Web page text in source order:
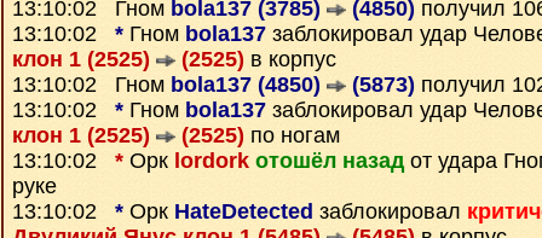
13:10:02 Гном bola137 (3785) (4850) получил
13:10:02 * Гном bola137 заблокировал удар
клон 1 (2525)
(2525) в корпус
13:10:02 Гном bola137 (4850) (5873) получил
13:10:02 * Гном bola137 заблокировал удар
клон 1 (2525)
(2525) по ногам
13:10:02 * Орк lordork отошёл назадот удара
руке
13:10:02 * Орк HateDetected заблокировал